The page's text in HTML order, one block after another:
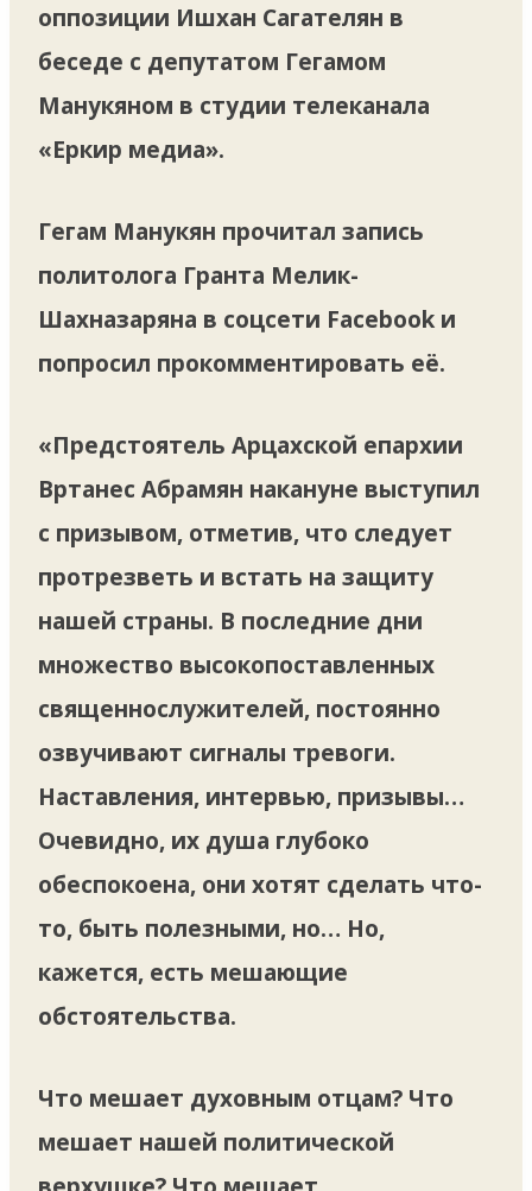
оппозиции Ишхан Сагателян в
беседе с депутатом Гегамом
Манукяном в студии телеканала
«Еркир медиа».
Гегам Манукян прочитал запись
политолога Гранта Мелик-
Шахназаряна в соцсети Facebook и
попросил прокомментировать её.
«Предстоятель Арцахской епархии
Вртанес Абрамян накануне выступил
с призывом, отметив, что следует
протрезветь и встать на защиту
нашей страны. В последние дни
множество высокопоставленных
священнослужителей, постоянно
озвучивают сигналы тревоги.
Наставления, интервью, призывы…
Очевидно, их душа глубоко
обеспокоена, они хотят сделать что-
то, быть полезными, но… Но,
кажется, есть мешающие
обстоятельства.
Что мешает духовным отцам? Что
мешает нашей политической